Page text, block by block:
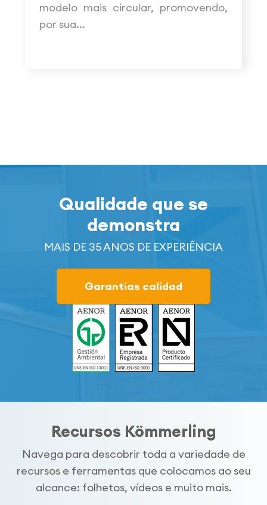
modelo mais circular, promovendo,
por sua...
Qualidade que se
demonstra
MAIS DE 35 ANOS DE EXPERIÊNCIA
Garantias calidad
Recursos Kömmerling
Navega para descobrir toda a variedade de
recursos e ferramentas que colocamos ao seu
alcance: folhetos, vídeos e muito mais.